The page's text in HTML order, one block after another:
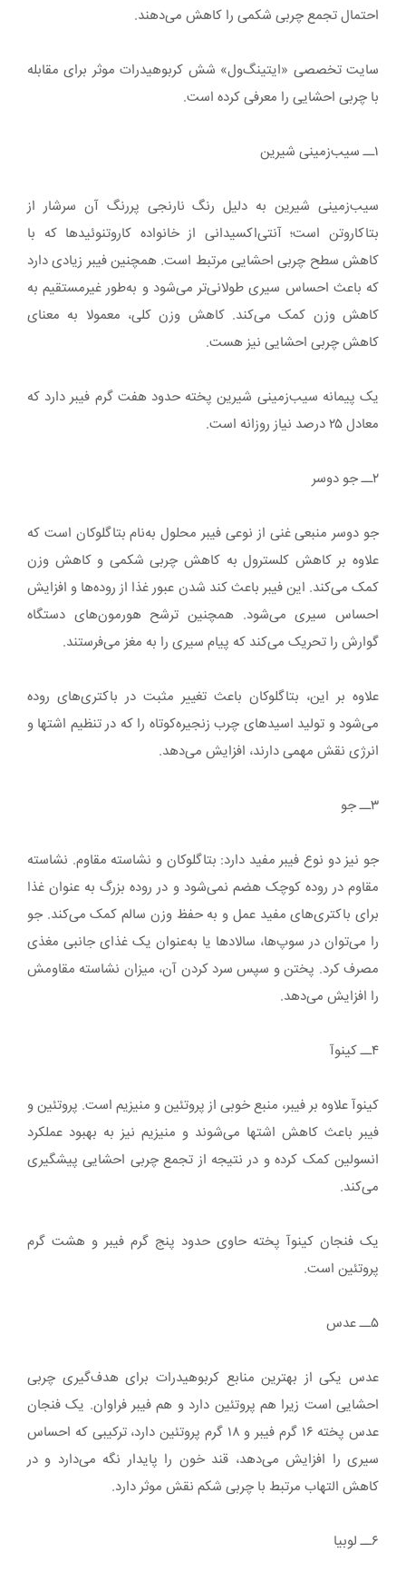
احتمال تجمع چربی شکمی را کاهش می‌دهند.
سایت تخصصی «ایتینگ‌ول» شش کربوهیدرات موثر برای مقابله
با چربی احشایی را معرفی کرده است.
۱ــ سیب‌زمینی شیرین
سیب‌زمینی شیرین به‌ دلیل رنگ نارنجی پررنگ آن سرشار از
بتاکاروتن است؛ آنتی‌اکسیدانی از خانواده کاروتنوئیدها که با
کاهش سطح چربی احشایی مرتبط است. همچنین فیبر زیادی دارد
که باعث احساس سیری طولانی‌تر می‌شود و به‌طور غیرمستقیم به
کاهش وزن کمک می‌کند. کاهش وزن کلی، معمولا به معنای
کاهش چربی احشایی نیز هست.
یک پیمانه سیب‌زمینی شیرین پخته حدود هفت گرم فیبر دارد که
معادل ۲۵ درصد نیاز روزانه است.
۲ــ جو دوسر
جو دوسر منبعی غنی از نوعی فیبر محلول به‌نام بتاگلوکان است که
علاوه‌ بر کاهش کلسترول به کاهش چربی شکمی و کاهش وزن
کمک می‌کند. این فیبر باعث کند شدن عبور غذا از روده‌ها و افزایش
احساس سیری می‌شود. همچنین ترشح هورمون‌های دستگاه
گوارش را تحریک می‌کند که پیام سیری را به مغز می‌فرستند.
علاوه بر این، بتاگلوکان باعث تغییر مثبت در باکتری‌های روده
می‌شود و تولید اسیدهای چرب زنجیره‌کوتاه را که در تنظیم اشتها و
انرژی نقش مهمی دارند، افزایش می‌دهد.
۳ــ جو
جو نیز دو نوع فیبر مفید دارد: بتاگلوکان و نشاسته مقاوم. نشاسته
مقاوم در روده کوچک هضم نمی‌شود و در روده بزرگ به عنوان غذا
برای باکتری‌های مفید عمل و به حفظ وزن سالم کمک می‌کند. جو
را می‌توان در سوپ‌ها، سالادها یا به‌عنوان یک غذای جانبی مغذی
مصرف کرد. پختن و سپس سرد کردن آن، میزان نشاسته مقاومش
را افزایش می‌دهد.
۴ــ کینوآ
کینوآ علاوه بر فیبر، منبع خوبی از پروتئین و منیزیم است. پروتئین و
فیبر باعث کاهش اشتها می‌شوند و منیزیم نیز به بهبود عملکرد
انسولین کمک کرده و در نتیجه از تجمع چربی احشایی پیشگیری
می‌کند.
یک فنجان کینوآ پخته حاوی حدود پنج گرم فیبر و هشت گرم
پروتئین است.
۵ــ عدس
عدس یکی از بهترین منابع کربوهیدرات برای هدف‌گیری چربی
احشایی است زیرا هم پروتئین دارد و هم فیبر فراوان. یک فنجان
عدس پخته ۱۶ گرم فیبر و ۱۸ گرم پروتئین دارد، ترکیبی که احساس
سیری را افزایش می‌دهد، قند خون را پایدار نگه می‌دارد و در
کاهش التهاب مرتبط با چربی شکم نقش موثر دارد.
۶ــ لوبیا